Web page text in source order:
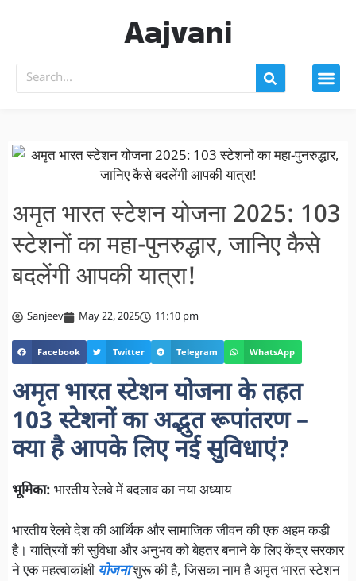
Aajvani
अमृत भारत स्टेशन योजना 2025: 103
स्टेशनों का महा-पुनरुद्धार, जानिए कैसे
बदलेंगी आपकी यात्रा!
Sanjeev May 22, 2025 11:10 pm
Facebook Twitter Telegram WhatsApp
अमृत भारत स्टेशन योजना के तहत
103 स्टेशनों का अद्भुत रूपांतरण –
क्या है आपके लिए नई सुविधाएं?
भूमिका: भारतीय रेलवे में बदलाव का नया अध्याय
भारतीय रेलवे देश की आर्थिक और सामाजिक जीवन की एक अहम कड़ी
है। यात्रियों की सुविधा और अनुभव को बेहतर बनाने के लिए केंद्र सरकार
ने एक महत्वाकांक्षी योजनाशुरू की है, जिसका नाम है अमृत भारत स्टेशन